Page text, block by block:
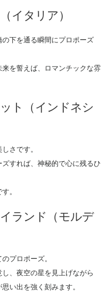
イタリア）
下を通る瞬間にプロポーズ
を誓えば、ロマンチックな雰
ト（インドネシ
さです。
すれば、神秘的で心に残るひ
。
ランド（モルデ
プロポーズ。
、夜空の星を見上げながら
い出を強く刻みます。